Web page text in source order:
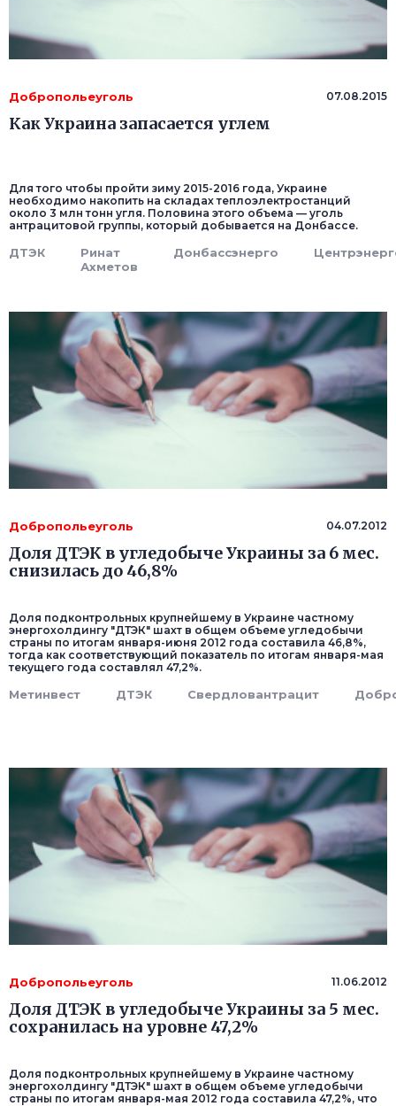
Добропольеуголь 07.08.2015
Как Украина запасается углем
Для того чтобы пройти зиму 2015-2016 года, Украине
необходимо накопить на складах теплоэлектростанций
около 3 млн тонн угля. Половина этого объема — уголь
антрацитовой группы, который добывается на Донбассе.
ДТЭК
Ринат
Ахметов
Донбассэнерго
Добропольеуголь 04.07.2012
Доля ДТЭК в угледобыче Украины за 6 мес.
снизилась до 46,8%
Доля подконтрольных крупнейшему в Украине частному
энергохолдингу "ДТЭК" шахт в общем объеме угледобычи
страны по итогам января-июня 2012 года составила 46,8%,
тогда как соответствующий показатель по итогам января-мая
текущего года составлял 47,2%.
Метинвест ДТЭК Свердловантрацит
Добропольеуголь 11.06.2012
Доля ДТЭК в угледобыче Украины за 5 мес.
сохранилась на уровне 47,2%
Доля подконтрольных крупнейшему в Украине частному
энергохолдингу "ДТЭК" шахт в общем объеме угледобычи
страны по итогам января-мая 2012 года составила 47,2%, что